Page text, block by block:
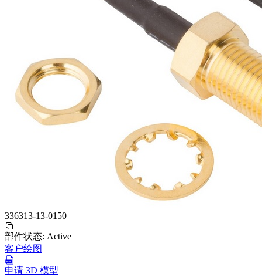
336313-13-0150
部件状态: Active
客户绘图
申请 3D 模型